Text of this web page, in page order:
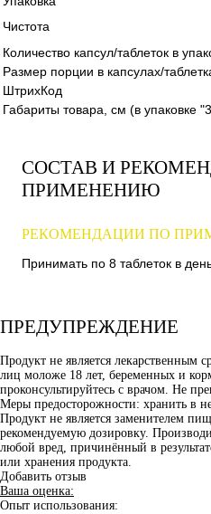
Чистота
Количество капсул/таблеток в
Размер порции в капсулах/
ШтрихКод
Габариты товара, см (в упаковке
СОСТАВ И
ПРИМЕНЕНИЮ
РЕКОМЕНДАЦИИ ПО
Принимать по 8 таблеток в
ПРЕДУПРЕЖДЕНИЕ
Продукт не является лекарственным
лиц моложе 18 лет, беременных и
проконсультируйтесь с врачом. Не
Меры предосторожности: хранить в
Продукт не является заменителем
рекомендуемую дозировку.
любой вред, причинённый в
или хранения продукта.
Добавить отзыв
Ваша оценка:
Опыт использования: